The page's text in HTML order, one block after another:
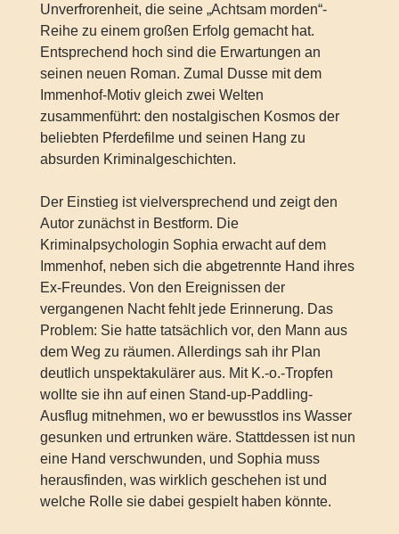
Unverfrorenheit, die seine „Achtsam morden“-
Reihe zu einem großen Erfolg gemacht hat.
Entsprechend hoch sind die Erwartungen an
seinen neuen Roman. Zumal Dusse mit dem
Immenhof-Motiv gleich zwei Welten
zusammenführt: den nostalgischen Kosmos der
beliebten Pferdefilme und seinen Hang zu
absurden Kriminalgeschichten.
Der Einstieg ist vielversprechend und zeigt den
Autor zunächst in Bestform. Die
Kriminalpsychologin Sophia erwacht auf dem
Immenhof, neben sich die abgetrennte Hand ihres
Ex-Freundes. Von den Ereignissen der
vergangenen Nacht fehlt jede Erinnerung. Das
Problem: Sie hatte tatsächlich vor, den Mann aus
dem Weg zu räumen. Allerdings sah ihr Plan
deutlich unspektakulärer aus. Mit K.-o.-Tropfen
wollte sie ihn auf einen Stand-up-Paddling-
Ausflug mitnehmen, wo er bewusstlos ins Wasser
gesunken und ertrunken wäre. Stattdessen ist nun
eine Hand verschwunden, und Sophia muss
herausfinden, was wirklich geschehen ist und
welche Rolle sie dabei gespielt haben könnte.